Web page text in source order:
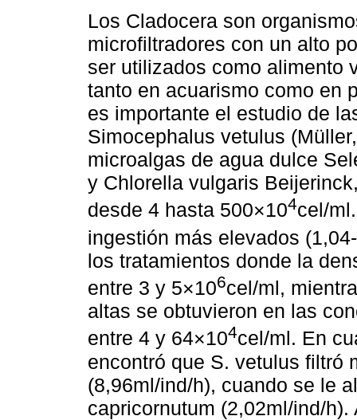
Los Cladocera son
microfiltradores con un alto
ser utilizados como alimento
tanto en acuarismo como en
es importante el estudio de
Simocephalus vetulus
microalgas de agua dulce
y Chlorella vulgaris
desde 4 hasta 500×104cel/
ingestión más elevados
los tratamientos donde la
entre 3 y 5×106cel/ml,
altas se obtuvieron en las
entre 4 y 64×104cel/ml. En
encontró que S. vetulus filtró
(8,96ml/ind/h), cuando se le
capricornutum (2,02ml/ind/